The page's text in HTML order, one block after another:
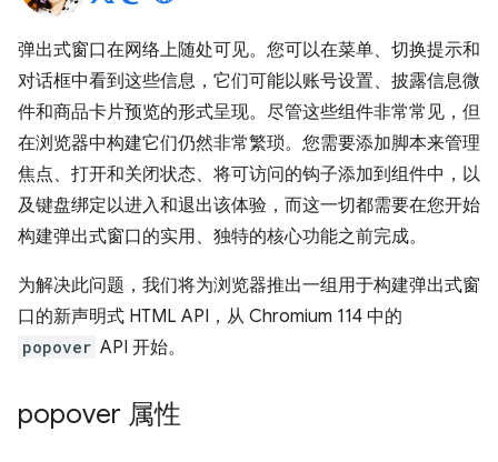
弹出式窗口在网络上随处可见。您可以在菜单、切换提示和
对话框中看到这些信息，它们可能以账号设置、披露信息微
件和商品卡片预览的形式呈现。尽管这些组件非常常见，但
在浏览器中构建它们仍然非常繁琐。您需要添加脚本来管理
焦点、打开和关闭状态、将可访问的钩子添加到组件中，以
及键盘绑定以进入和退出该体验，而这一切都需要在您开始
构建弹出式窗口的实用、独特的核心功能之前完成。
为解决此问题，我们将为浏览器推出一组用于构建弹出式窗
口的新声明式 HTML API，从 Chromium 114 中的
popover API 开始。
popover 属性